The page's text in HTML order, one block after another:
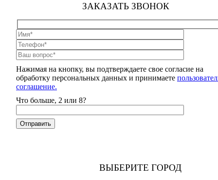
ЗАКАЗАТЬ ЗВОНОК
Нажимая на кнопку, вы подтверждаете свое согласие на
обработку персональных данных и принимаете
соглашение.
Что больше, 2 или 8?
ВЫБЕРИТЕ ГОРОД